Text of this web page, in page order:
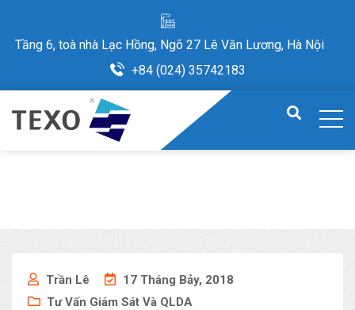
Tầng 6, toà nhà Lạc Hồng, Ngõ 27 Lê Văn Lương, Hà Nội
+84 (024) 35742183
Trần Lê
17 Tháng Bảy, 2018
Tư Vấn Giám Sát Và QLDA